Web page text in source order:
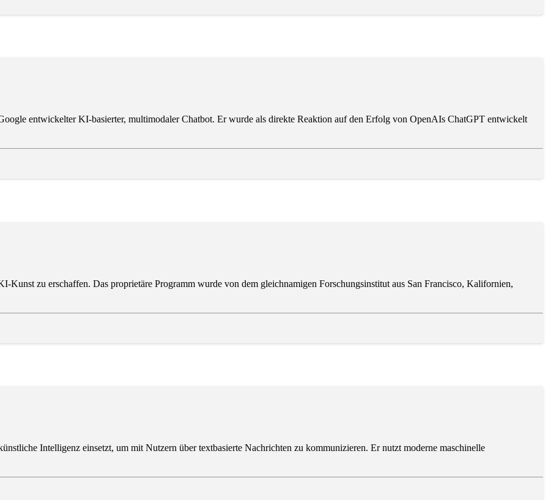
entwickelter KI-basierter, multimodaler Chatbot. Er wurde als direkte Reaktion auf den Erfolg von OpenAIs ChatGPT entwickelt
zu erschaffen. Das proprietäre Programm wurde von dem gleichnamigen Forschungsinstitut aus San Francisco, Kalifornien,
Intelligenz einsetzt, um mit Nutzern über textbasierte Nachrichten zu kommunizieren. Er nutzt moderne maschinelle